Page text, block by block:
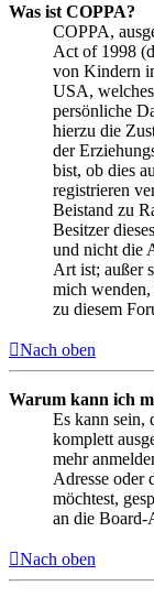
Was ist COPPA?
COPPA,
Act of 1998
von Kindern
USA,
persönliche
hierzu die
der
bist, ob dies
registrieren
Beistand zu
Besitzer
und nicht die
Art ist; außer
mich
zu diesem
Nach oben
Warum kann ich
Es kann sein,
komplett
mehr
Adresse oder
möchtest,
an die Board-
Nach oben